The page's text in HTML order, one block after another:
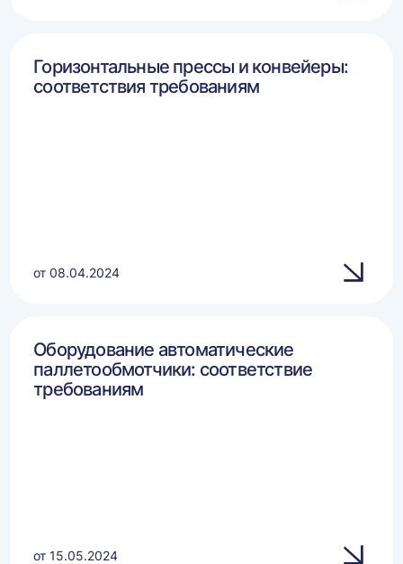
Горизонтальные прессы и конвейеры:
соответствия требованиям
от 08.04.2024
Оборудование автоматические
паллетообмотчики: соответствие
требованиям
от 15.05.2024